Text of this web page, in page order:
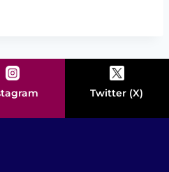
Twitter (X)